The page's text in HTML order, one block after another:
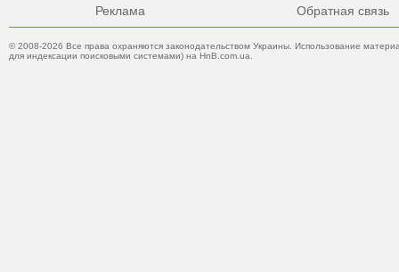
Реклама Обратная связь
© 2008-2026 Все права охраняются законодательством Украины. Использование
для индексации поисковыми системами) на HnB.com.ua.